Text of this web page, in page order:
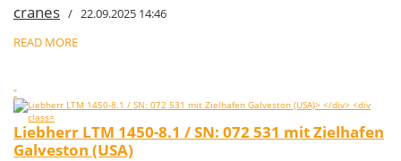
cranes / 22.09.2025 14:46
READ MORE
"
Liebherr LTM 1450-8.1 / SN: 072 531 mit Zielhafen
Galveston (USA)